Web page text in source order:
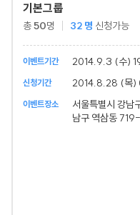
기본그룹
총50명 32 명 신청가능
이벤트기간 2014.9.3 (수)
신청기간 2014.8.28 (목
이벤트장소
서울특별시 강남
남구 역삼동